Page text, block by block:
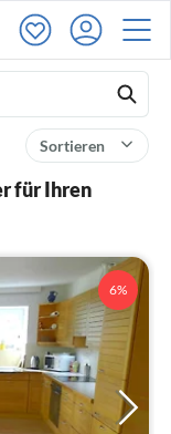
Sortieren
für Ihren
6%